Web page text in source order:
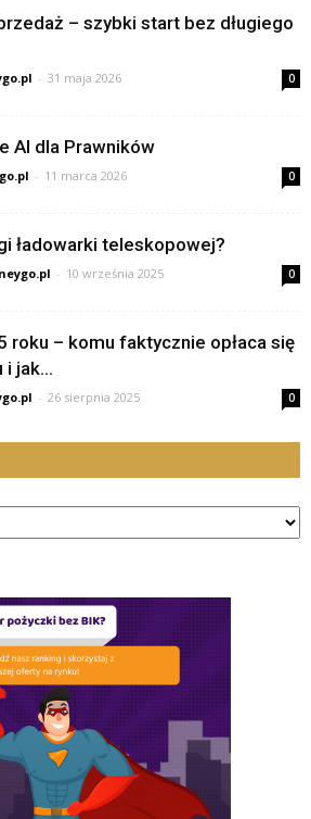
– szybki start bez długiego
- 31 maja 2026 0
AI dla Prawników
- 11 marca 2026 0
ładowarki teleskopowej?
- 10 września 2025 0
roku – komu faktycznie opłaca się
jak...
- 26 sierpnia 2025 0